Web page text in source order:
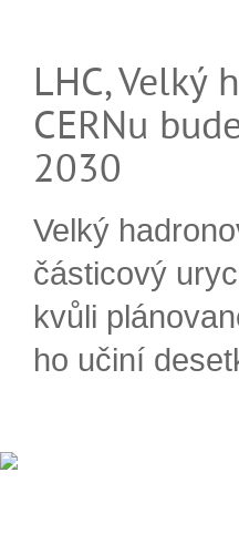
LHC, Velký
CERNu
2030
Velký
částicový
kvůli
ho učiní